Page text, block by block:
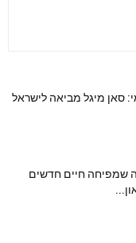
סאן מיגל מביאה לישראל
שמפיחה חיים חדשים